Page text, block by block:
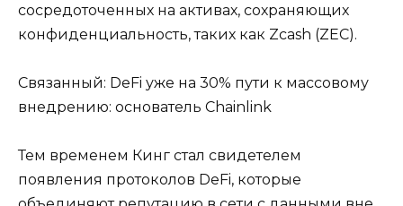
сосредоточенных на активах, сохраняющих
конфиденциальность, таких как Zcash (ZEC).
Связанный: DeFi уже на 30% пути к массовому
внедрению: основатель Chainlink
Тем временем Кинг стал свидетелем
появления протоколов DeFi, которые